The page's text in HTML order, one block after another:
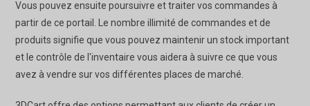
Vous pouvez ensuite poursuivre et traiter vos commandes à
partir de ce portail. Le nombre illimité de commandes et de
produits signifie que vous pouvez maintenir un stock important
et le contrôle de l'inventaire vous aidera à suivre ce que vous
avez à vendre sur vos différentes places de marché.